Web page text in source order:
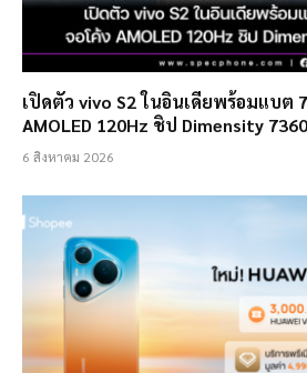
เปิดตัว vivo S2 ในอินเดียพร้อมแบต
AMOLED 120Hz ชิป Dimensity
6 สิงหาคม 2026